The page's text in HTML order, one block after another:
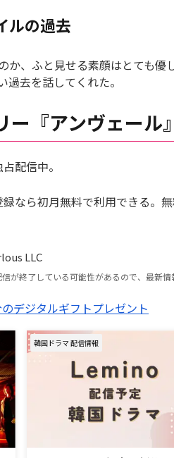
ルの過去
か、ふと見せる素顔はとても優
去を話してくれた。
ー『アンヴェール
配信中。
なら初月無料で利用できる。
LLC
が終了している可能性があるので、最新情
韓国ドラマ 配信情報